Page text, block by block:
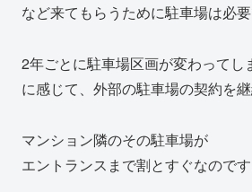
など来てもらうために駐車場は必要
2年ごとに駐車場区画が変わってし
に感じて、外部の駐車場の契約を継
マンション隣のその駐車場が
エントランスまで割とすぐなのです